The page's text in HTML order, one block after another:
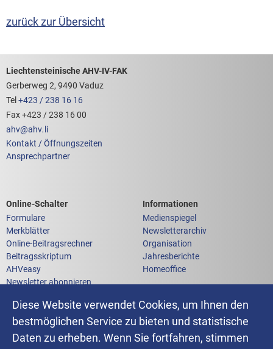
Diese Website verwendet Cookies, um Ihnen den
bestmöglichen Service zu bieten und statistische
Daten zu erheben. Wenn Sie fortfahren, stimmen
zurück zur Übersicht
Footerbereich mit hilfreichen Links
Liechtensteinische AHV-IV-FAK
Gerberweg 2, 9490 Vaduz
Tel +423 / 238 16 16
Fax +423 / 238 16 00
ahv@ahv. li
Kontakt / Öffnungszeiten
Ansprechpartner
Links zum
Online-Schalter
Formulare
Merkblätter
Online-Beitragsrechner
Beitragsskriptum
AHVeasy
Newsletter abonnieren
Links zu weiteren
Informationen
Medienspiegel
Newsletterarchiv
Organisation
Jahresberichte
Homeoffice
Impressum